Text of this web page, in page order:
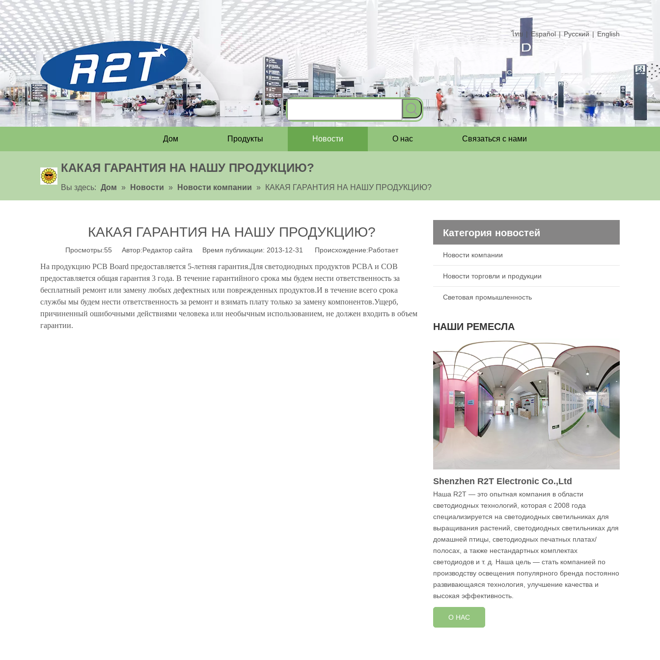
ไทย | Español | Pусский | English
Дом Продукты Новости О нас Связаться с нами
КАКАЯ ГАРАНТИЯ НА НАШУ ПРОДУКЦИЮ?
Вы здесь: Дом » Новости » Новости компании » КАКАЯ ГАРАНТИЯ НА НАШУ ПРОДУКЦИЮ?
КАКАЯ ГАРАНТИЯ НА НАШУ ПРОДУКЦИЮ?
Просмотры:55 Автор:Pедактор сайта Время публикации: 2013-12-31 Происхождение:Работает
На продукцию PCB Board предоставляется 5-летняя гарантия.Для светодиодных продуктов PCBA и COB
предоставляется общая гарантия 3 года. В течение гарантийного срока мы будем нести ответственность за
бесплатный ремонт или замену любых дефектных или поврежденных продуктов.И в течение всего срока
службы мы будем нести ответственность за ремонт и взимать плату только за замену компонентов.Ущерб,
причиненный ошибочными действиями человека или необычным использованием, не должен входить в объем
гарантии.
Категория новостей
Новости компании
Новости торговли и продукции
Световая промышленность
НАШИ РЕМЕСЛА
Shenzhen R2T Electronic Co.,Ltd
Наша R2T — это опытная компания в области
светодиодных технологий, которая с 2008 года
специализируется на светодиодных светильниках для
выращивания растений, светодиодных светильниках для
домашней птицы, светодиодных печатных платах/
полосах, а также нестандартных комплектах
светодиодов и т. д. Наша цель — стать компанией по
производству освещения популярного бренда постоянно
развивающаяся технология, улучшение качества и
высокая эффективность.
О НАС